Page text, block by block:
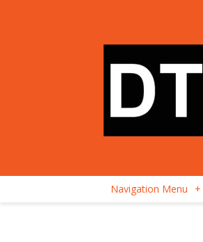
Navigation Menu +